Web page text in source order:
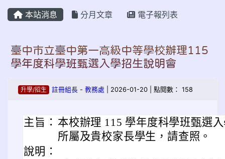
本站消息 分月文章 電子報列表
臺中市立臺中第一高級中等學校辦理115
學年度科學班甄選入學招生說明會
升學/招生 註冊組長- 教務處 | 2026-01-20 | 點閱數： 158
主旨： 本校辦理 115 學年度科學班甄選
所屬及貴校家長學生，請查照。
說明：